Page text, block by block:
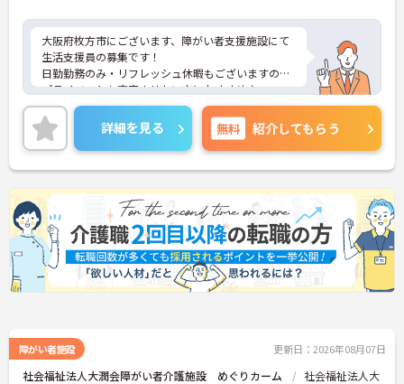
大阪府枚方市にございます、障がい者支援施設にて
生活支援員の募集です！
日勤勤務のみ・リフレッシュ休暇もございますので
プライベートも充実させたい方におすすめ♪
ご興味のある方は、さらに詳細をお伝えしますので
お気軽にお問い合わせください！
詳細を見る 無料 紹介してもらう
障がい者施設 更新日：2026年08月07日
社会福祉法人大潤会障がい者介護施設 めぐりカーム
社会福祉法人大